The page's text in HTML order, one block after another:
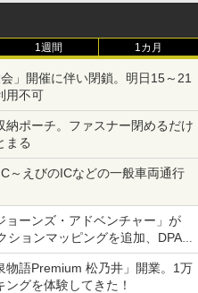
1週間 1カ月
」開催に伴い閉鎖。明日15～21
用不可
ポーチ。ファスナー閉めるだけ
まる
～えびのICなどの一般車両通行
ーンズ・アドベンチャー」が
ションマッピングを追加、DPA
物語Premium 松乃井」開業。1万
グを体験してきた！